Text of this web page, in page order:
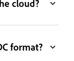
cloud?
format?